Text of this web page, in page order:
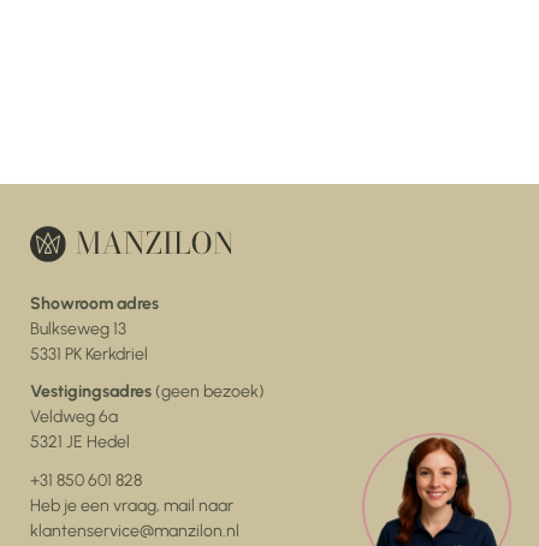
Showroom adres
Bulkseweg 13
5331 PK Kerkdriel
Vestigingsadres (geen bezoek)
Veldweg 6a
5321 JE Hedel
+31 850 601 828
Heb je een vraag, mail naar
klantenservice@manzilon.nl